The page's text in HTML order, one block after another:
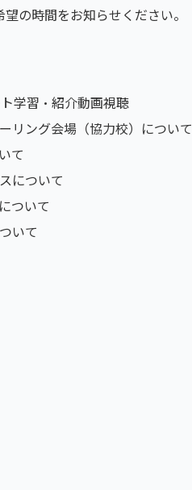
の時間をお知らせください。
学習・紹介動画視聴
リング会場（協力校）について
て
について
ついて
いて